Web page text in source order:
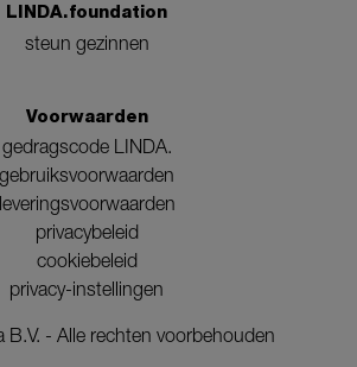
LINDA.foundation
steun gezinnen
Voorwaarden
gedragscode LINDA.
gebruiksvoorwaarden
leveringsvoorwaarden
privacybeleid
cookiebeleid
privacy-instellingen
B.V. - Alle rechten voorbehouden